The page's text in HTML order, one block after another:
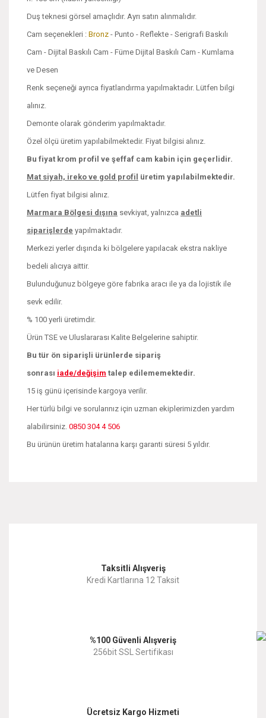
Duş teknesi görsel amaçlıdır. Ayrı satın alınmalıdır.
Cam seçenekleri : Bronz - Punto - Reflekte - Serigrafi Baskılı
Cam - Dijital Baskılı Cam - Füme Dijital Baskılı Cam - Kumlama
ve Desen
Renk seçeneği ayrıca fiyatlandırma yapılmaktadır. Lütfen bilgi
alınız.
Demonte olarak gönderim yapılmaktadır.
Özel ölçü üretim yapılabilmektedir. Fiyat bilgisi alınız.
Bu fiyat krom profil ve şeffaf cam kabin için geçerlidir.
Mat siyah, ireko ve gold profil üretim yapılabilmektedir.
Lütfen fiyat bilgisi alınız.
Marmara Bölgesi dışına sevkiyat, yalnızca adetli
siparişlerde yapılmaktadır.
Merkezi yerler dışında ki bölgelere yapılacak ekstra nakliye
bedeli alıcıya aittir.
Bulunduğunuz bölgeye göre fabrika aracı ile ya da lojistik ile
sevk edilir.
% 100 yerli üretimdir.
Ürün TSE ve Uluslararası Kalite Belgelerine sahiptir.
Bu tür ön siparişli ürünlerde sipariş
sonrası iade/değişim talep edilememektedir.
15 iş günü içerisinde kargoya verilir.
Her türlü bilgi ve sorularınız için uzman ekiplerimizden yardım
alabilirsiniz. 0850 304 4 506
Bu ürünün üretim hatalarına karşı garanti süresi 5 yıldır.
Ürün resmi kalitesiz, bozuk veya görüntülenemiyor.
Ürün fiyatı diğer sitelerden daha pahalı.
Taksitli Alışveriş
Kredi Kartlarına 12 Taksit
%100 Güvenli Alışveriş
256bit SSL Sertifikası
Ücretsiz Kargo Hizmeti